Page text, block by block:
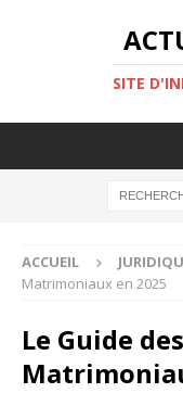
SITE
ACCUEIL
Matrimoniaux en 2025
Le Guide